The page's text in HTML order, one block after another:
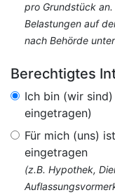
pro Grundstück
Belastungen auf
nach Behörde
Berechtigtes
Ich bin (wir
eingetragen)
Für mich (uns)
eingetragen
(z.B. Hypothek,